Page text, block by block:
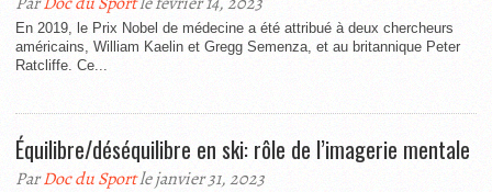
En 2019, le Prix Nobel de médecine a été attribué à deux chercheurs
américains, William Kaelin et Gregg Semenza, et au britannique Peter
Ratcliffe. Ce...
Équilibre/déséquilibre en ski: rôle de l’imagerie mentale
ParDoc du Sportle janvier 31, 2023